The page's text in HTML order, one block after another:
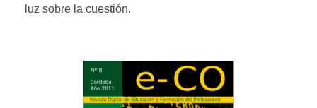
luz sobre la cuestión.